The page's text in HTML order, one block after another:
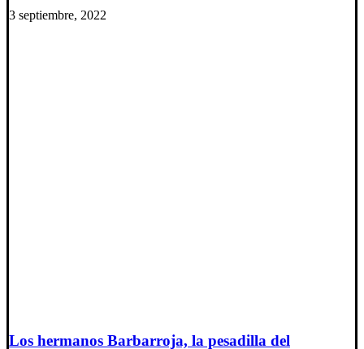
3 septiembre, 2022
Los hermanos Barbarroja, la pesadilla del